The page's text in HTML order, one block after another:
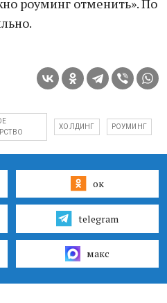
роуминг отменить». По
ХОЛДИНГ РОУМИНГ
ок
telegram
макс